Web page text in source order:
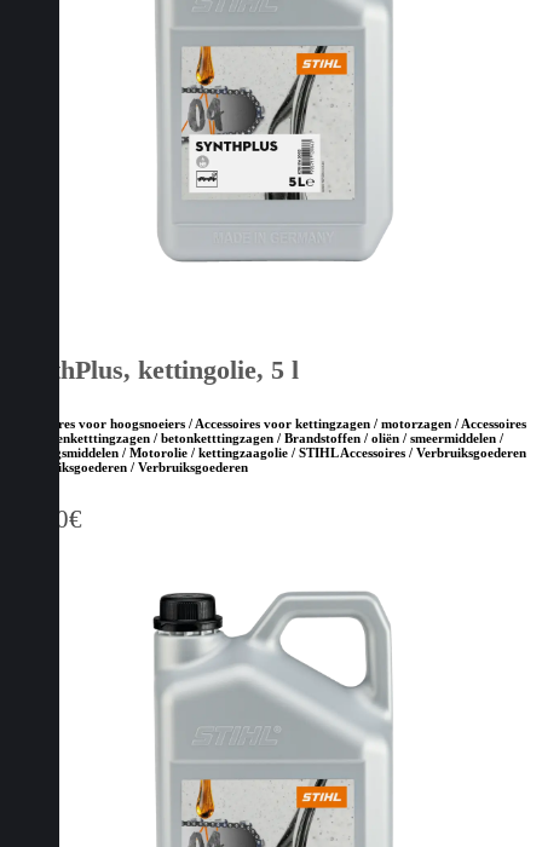
SynthPlus, kettingolie, 5 l
Accessoires voor hoogsnoeiers / Accessoires voor kettingzagen / motorzagen / Accessoires
voor steenketttingzagen / betonketttingzagen / Brandstoffen / oliën / smeermiddelen /
reinigingsmiddelen / Motorolie / kettingzaagolie / STIHL Accessoires / Verbruiksgoederen
/ Verbruiksgoederen / Verbruiksgoederen
32,00€